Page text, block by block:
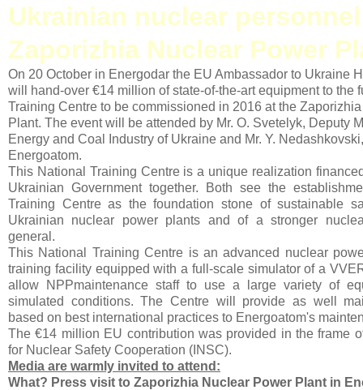
Ukrainian nuclear
Zaporizhia Nuclear Power
On 20 October in Energodar the EU Ambassador to Ukraine
will hand-over €14 million of state-of-the-art equipment to the
Training Centre to be commissioned in 2016 at the
Plant. The event will be attended by Mr. O. Svetelyk, Deputy
Energy and Coal Industry of Ukraine and Mr. Y.
Energoatom.
This National Training Centre is a unique realization
Ukrainian Government together. Both see the
Training Centre as the foundation stone of sustainable
Ukrainian nuclear power plants and of a stronger
general.
This National Training Centre is an advanced nuclear
training facility equipped with a full-scale simulator of a
allow NPPmaintenance staff to use a large variety of
simulated conditions. The Centre will provide as well
based on best international practices to Energoatom's
The €14 million EU contribution was provided in the frame
for Nuclear Safety Cooperation (INSC).
Media are warmly invited to attend:
What? Press visit to Zaporizhia Nuclear Power Plant in